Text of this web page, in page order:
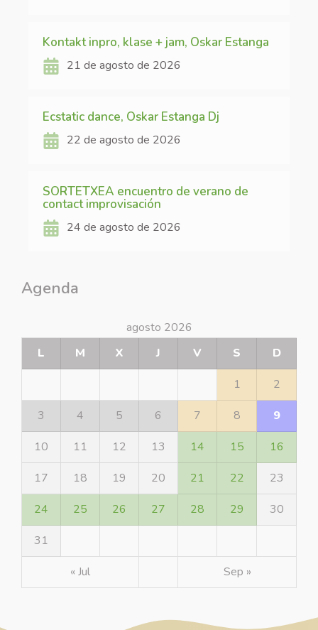
Kontakt inpro, klase + jam, Oskar Estanga
21 de agosto de 2026
Ecstatic dance, Oskar Estanga Dj
22 de agosto de 2026
SORTETXEA encuentro de verano de
contact improvisación
24 de agosto de 2026
Agenda
agosto 2026
L
M X J V S
D
1
2
3
4 5 6 7 8
9
10
11 12 13 14 15
16
17
18 19 20 21 22
23
24
25 26 27 28 29
30
31
« Jul
Sep »